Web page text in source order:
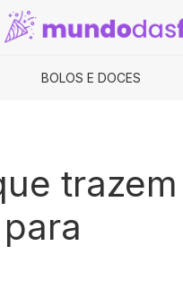
BOLOS E DOCES
trazem